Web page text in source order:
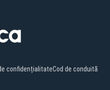
confidențialitateCod de conduită